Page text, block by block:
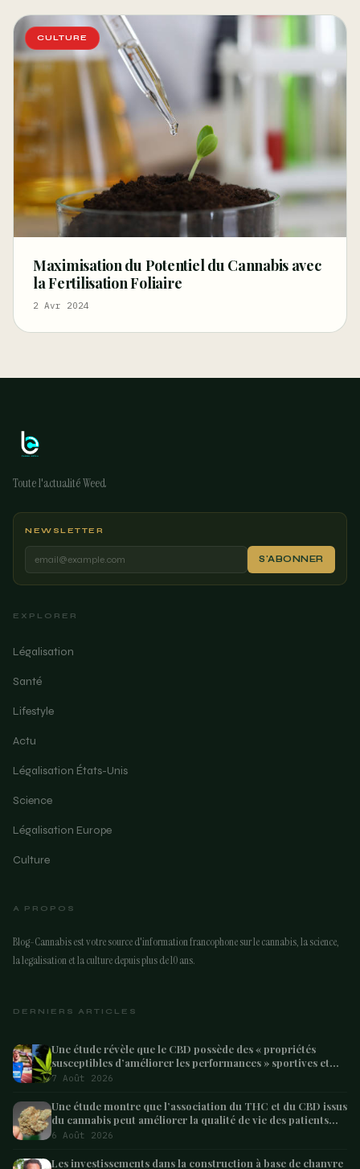
CULTURE
Maximisation du Potentiel du Cannabis avec
la Fertilisation Foliaire
2 Avr 2024
Toute l'actualité Weed
NEWSLETTER
S'ABONNER
EXPLORER
Légalisation
Santé
Lifestyle
Actu
Légalisation États-Unis
Science
Légalisation Europe
Culture
A PROPOS
Blog-Cannabis est votre source d'information francophone sur le cannabis, la science,
la legalisation et la culture depuis plus de 10 ans.
DERNIERS ARTICLES
Une étude révèle que le CBD possède des « propriétés
susceptibles d’améliorer les performances » sportives et
pourrait aider les athlètes à récupérer après l’effort
7 Août 2026
Une étude montre que l’association du THC et du CBD issus
du cannabis peut améliorer la qualité de vie des patients
atteints de démence – Marijuana Moment
6 Août 2026
Les investissements dans la construction à base de chanvre